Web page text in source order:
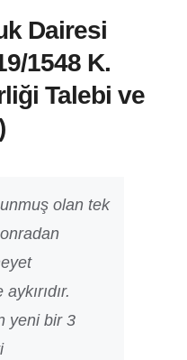
Dairesi
1548 K.
Talebi ve
olan tek
yeni bir 3